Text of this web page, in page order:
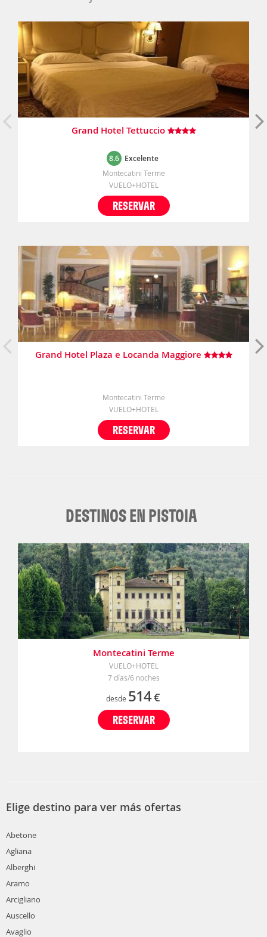
Grand Hotel Tettuccio
8.6 Excelente
Montecatini Terme
VUELO+HOTEL
RESERVAR
Grand Hotel Plaza e Locanda Maggiore
Montecatini Terme
VUELO+HOTEL
RESERVAR
DESTINOS EN PISTOIA
Montecatini Terme
VUELO+HOTEL
7 días/6 noches
desde 514€
RESERVAR
Elige destino para ver más ofertas
Abetone
Agliana
Alberghi
Aramo
Arcigliano
Auscello
Avaglio